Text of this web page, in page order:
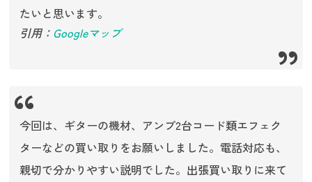
たいと思います。
引用： Googleマップ
今回は、ギターの機材、アンプ2台コード類エフェク
ターなどの買い取りをお願いしました。電話対応も、
親切で分かりやすい説明でした。出張買い取りに来て